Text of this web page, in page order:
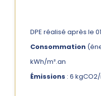
DPE réalisé après le
Consommation
kWh/m².an
Émissions : 6